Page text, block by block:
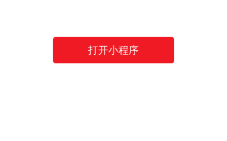
打开小程序